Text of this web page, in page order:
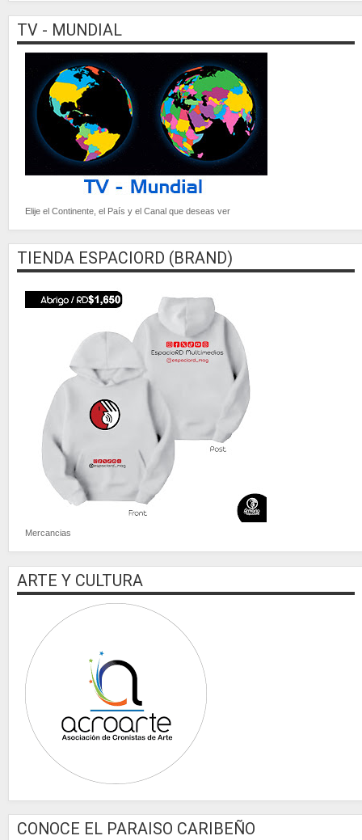
TV - MUNDIAL
Elije el Continente, el País y el Canal que deseas ver
TIENDA ESPACIORD (BRAND)
Mercancias
ARTE Y CULTURA
CONOCE EL PARAISO CARIBEÑO